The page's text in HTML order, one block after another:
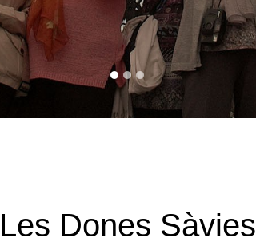
Les Dones Sàvies